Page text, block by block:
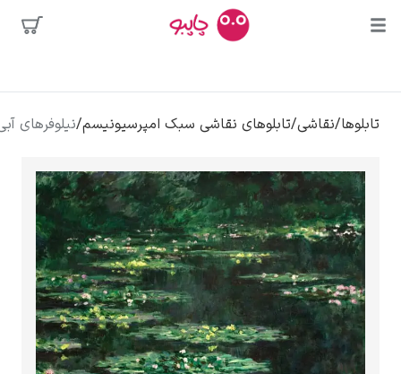
محبوب‌ترین
هنرمندان
کلود مونه
نقاشی سبک امپرسیونیسم /نیلوفرهای آبی (بهار) – کلود مونه